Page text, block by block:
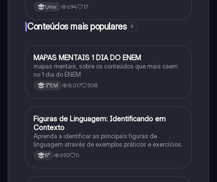
Univ. 694 17
Conteúdos mais populares 9
Português
MAPAS MENTAIS 1 DIA DO ENEM
mapas mentais, sobre os conteúdos que mais caem
no 1 dia do ENEM
3°EM 8,017 308
FPortuguês
Figuras de Linguagem: Identificando em
Contexto
Aprenda a identificar as principais figuras de
linguagem através de exemplos práticos e exercícios.
8° 692 0